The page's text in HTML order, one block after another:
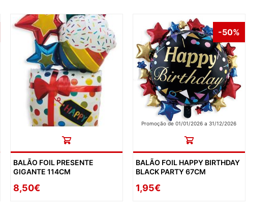
BALÃO FOIL PRESENTE
GIGANTE 114CM
8,50€
-50%
Promoção de 01/01/2026 a 31/12/2026
BALÃO FOIL HAPPY BIRTHDAY
BLACK PARTY 67CM
1,95€